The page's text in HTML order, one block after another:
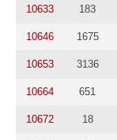
10633 183
10646 1675
10653 3136
10664 651
10672 18